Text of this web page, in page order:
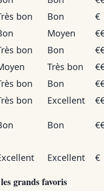
bon Bon
€
Moyen
bon Bon
Très bon
bon Bon
bon Excellent
Bon
Excellent €
grands favoris